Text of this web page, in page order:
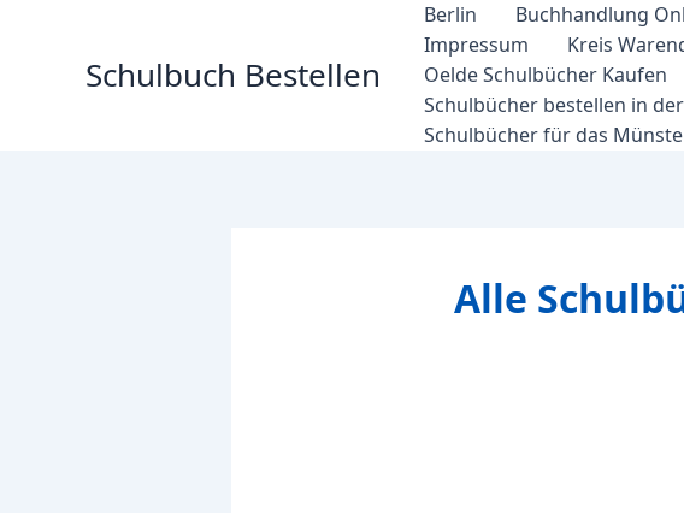
Schulbuch Bestellen
Berlin Buchhandlung
Impressum
Kreis
Oelde Schulbücher Kaufen
Schulbücher bestellen in
Schulbücher für das
Alle